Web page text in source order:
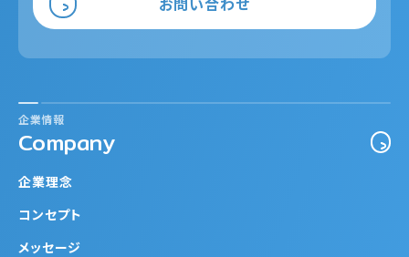
企業情報
Company
企業理念
コンセプト
メッセージ